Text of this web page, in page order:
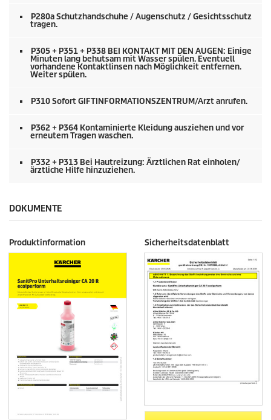
P280a Schutzhandschuhe / Augenschutz / Gesichtsschutz
tragen.
P305 + P351 + P338 BEI KONTAKT MIT DEN AUGEN: Einige
Minuten lang behutsam mit Wasser spülen. Eventuell
vorhandene Kontaktlinsen nach Möglichkeit entfernen.
Weiter spülen.
P310 Sofort GIFTINFORMATIONSZENTRUM/Arzt anrufen.
P362 + P364 Kontaminierte Kleidung ausziehen und vor
erneutem Tragen waschen.
P332 + P313 Bei Hautreizung: Ärztlichen Rat einholen/
ärztliche Hilfe hinzuziehen.
DOKUMENTE
Produktinformation Sicherheitsdatenblatt